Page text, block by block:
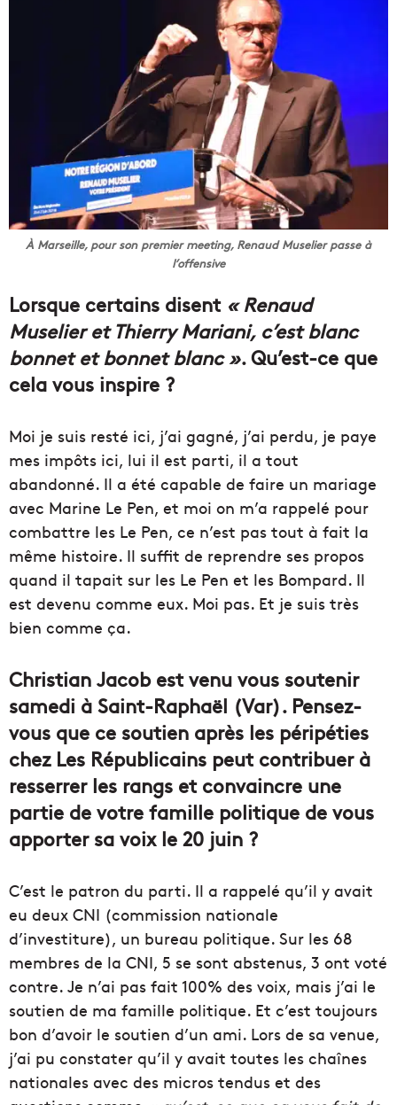
À Marseille, pour son premier meeting, Renaud Muselier passe à
l’offensive
Lorsque certains disent « Renaud
Muselier et Thierry Mariani, c’est blanc
bonnet et bonnet blanc ». Qu’est-ce que
cela vous inspire ?
Moi je suis resté ici, j’ai gagné, j’ai perdu, je paye
mes impôts ici, lui il est parti, il a tout
abandonné. Il a été capable de faire un mariage
avec Marine Le Pen, et moi on m’a rappelé pour
combattre les Le Pen, ce n’est pas tout à fait la
même histoire. Il suffit de reprendre ses propos
quand il tapait sur les Le Pen et les Bompard. Il
est devenu comme eux. Moi pas. Et je suis très
bien comme ça.
Christian Jacob est venu vous soutenir
samedi à Saint-Raphaël (Var). Pensez-
vous que ce soutien après les péripéties
chez Les Républicains peut contribuer à
resserrer les rangs et convaincre une
partie de votre famille politique de vous
apporter sa voix le 20 juin ?
C’est le patron du parti. Il a rappelé qu’il y avait
eu deux CNI (commission nationale
d’investiture), un bureau politique. Sur les 68
membres de la CNI, 5 se sont abstenus, 3 ont voté
contre. Je n’ai pas fait 100% des voix, mais j’ai le
soutien de ma famille politique. Et c’est toujours
bon d’avoir le soutien d’un ami. Lors de sa venue,
j’ai pu constater qu’il y avait toutes les chaînes
nationales avec des micros tendus et des